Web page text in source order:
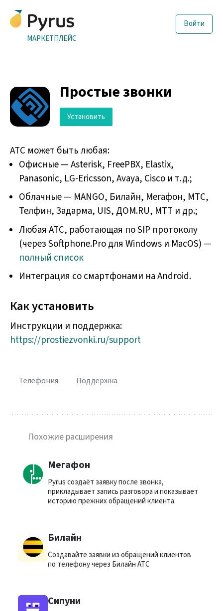
МАРКЕТПЛЕЙС
Войти
Простые звонки
Установить
АТС может быть любая:
Офисные — Asterisk, FreePBX, Elastix,
Panasonic, LG-Ericsson, Avaya, Cisco и т.д.;
Облачные — MANGO, Билайн, Мегафон, МТС,
Телфин, Задарма, UIS, ДОМ.RU, МТТ и др.;
Любая АТС, работающая по SIP протоколу
(через Softphone.Pro для Windows и MacOS) —
полный список
Интеграция со смартфонами на Android.
Как установить
Инструкции и поддержка:
https://prostiezvonki.ru/support
Телефония Поддержка
Похожие расширения
Мегафон
Pyrus создаёт заявку после звонка,
прикладывает запись разговора и показывает
историю прежних обращений клиента.
Билайн
Создавайте заявки из обращений клиентов
по телефону через Билайн АТС
Сипуни